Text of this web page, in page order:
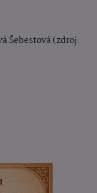
Šebestová (zdroj: